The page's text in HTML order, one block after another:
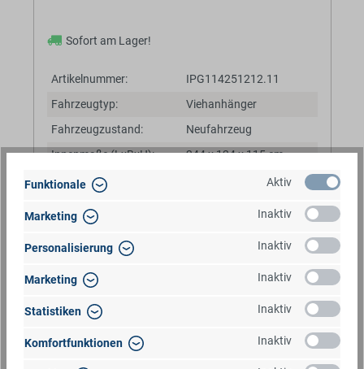
Sofort am Lager!
Artikelnummer:
IPG114251212.11
Fahrzeugtyp:
Viehanhänger
Fahrzeugzustand:
Neufahrzeug
Innenmaße (LxBxH):
244 x 124 x 115 cm
Zul. Gesamtgewicht:
Fahrwerk:
KNOTT-Parabelfederung
Ausstattung:
Vollalu-Aufbau
Funktionale Aktiv
Marketing Inaktiv
Personalisierung Inaktiv
Marketing Inaktiv
Statistiken Inaktiv
Komfortfunktionen Inaktiv